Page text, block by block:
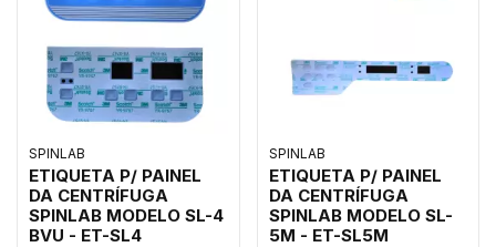
SPINLAB
ETIQUETA P/ PAINEL
DA CENTRÍFUGA
SPINLAB MODELO SL-4
BVU - ET-SL4
SPINLAB
ETIQUETA P/ PAINEL
DA CENTRÍFUGA
SPINLAB MODELO SL-
5M - ET-SL5M